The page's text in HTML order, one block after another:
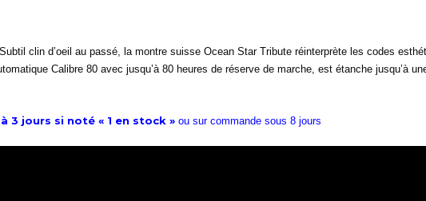
clin d’oeil au passé, la montre suisse Ocean Star Tribute réinterprète les codes
Calibre 80 avec jusqu’à 80 heures de réserve de marche, est étanche jusqu’à
3 jours si noté « 1 en stock » ou sur commande sous 8 jours